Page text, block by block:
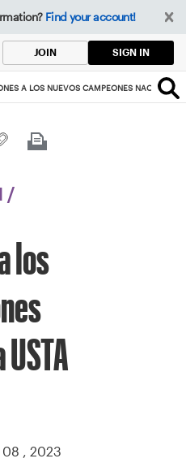
Find your account!
JOIN SIGN IN
A LOS NUEVOS CAMPEONES
/
los
08 , 2023